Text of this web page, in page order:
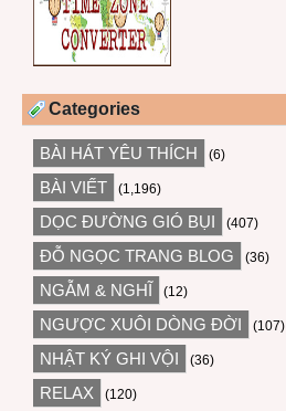
Categories
BÀI HÁT YÊU THÍCH (6)
BÀI VIẾT (1,196)
DỌC ĐƯỜNG GIÓ BỤI (407)
ĐỖ NGỌC TRANG BLOG (36)
NGẪM & NGHĨ (12)
NGƯỢC XUÔI DÒNG ĐỜI (107)
NHẬT KÝ GHI VỘI (36)
RELAX (120)